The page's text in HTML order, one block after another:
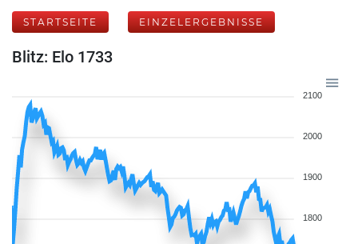
STARTSEITE EINZELERGEBNISSE
Blitz: Elo 1733
2100
2000
1900
1800